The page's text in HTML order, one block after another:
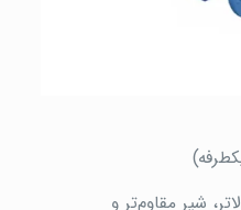
شیر مقاوم‌تر و